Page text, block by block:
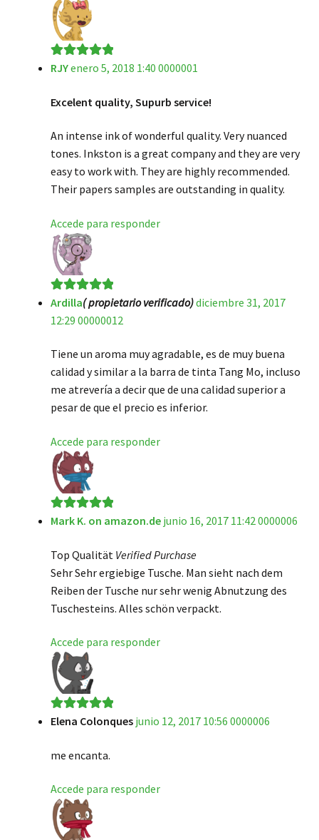
Valorado en 5
RJYenero 5, 2018 1:40 0000001
Excelent quality, Supurb service!
An intense ink of wonderful quality. Very nuanced
tones. Inkston is a great company and they are very
easy to work with. They are highly recommended.
Their papers samples are outstanding in quality.
Accede para responder
Valorado en5
de 5
Ardilla( propietario verificado)diciembre 31, 2017
12:29 00000012
Tiene un aroma muy agradable, es de muy buena
calidad y similar a la barra de tinta Tang Mo, incluso
me atrevería a decir que de una calidad superior a
pesar de que el precio es inferior.
Accede para responder
Valorado en5
Mark K. on amazon.de junio 16, 2017 11:42 0000006
Top Qualität Verified Purchase
Sehr Sehr ergiebige Tusche. Man sieht nach dem
Reiben der Tusche nur sehr wenig Abnutzung des
Tuschesteins. Alles schön verpackt.
Accede para responder
Valorado en5
Elena Colonques junio 12, 2017 10:56 0000006
me encanta.
Accede para responder